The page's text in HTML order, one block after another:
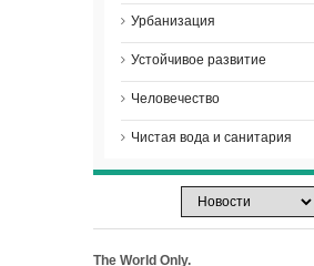
Урбанизация
Устойчивое развитие
Человечество
Чистая вода и санитария
The World Only.